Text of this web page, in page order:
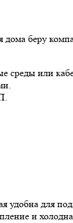
дома беру
среды или
удобна для
и